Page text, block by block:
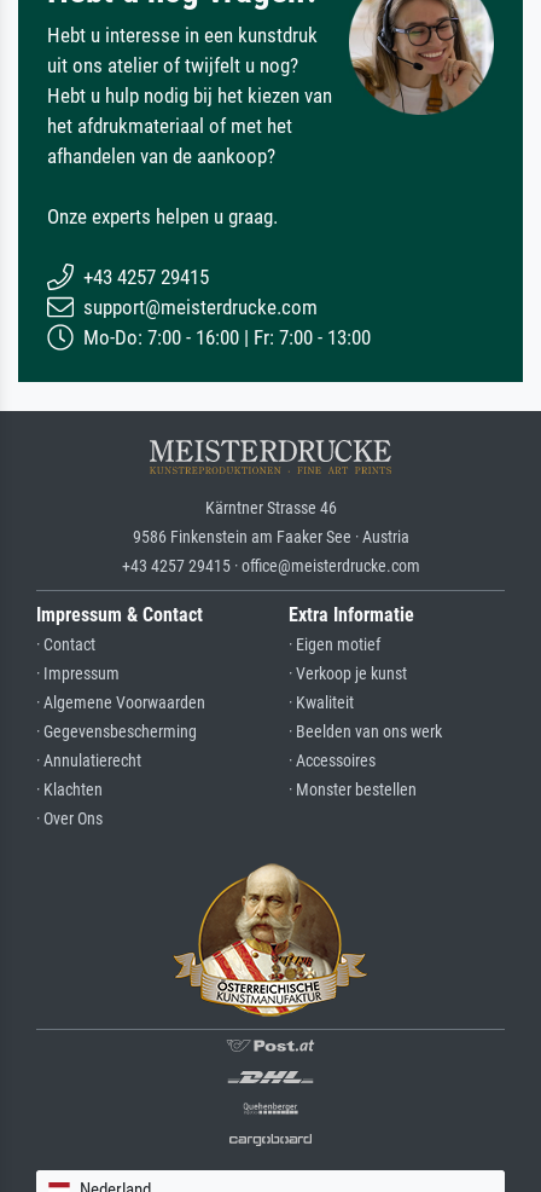
Hebt u interesse in een kunstdruk
uit ons atelier of twijfelt u nog?
Hebt u hulp nodig bij het kiezen van
het afdrukmateriaal of met het
afhandelen van de aankoop?
Onze experts helpen u graag.
+43 4257 29415
support@meisterdrucke.com
Mo-Do: 7:00 - 16:00 | Fr: 7:00 - 13:00
Kärntner Strasse 46
9586 Finkenstein am Faaker See · Austria
+43 4257 29415 · office@meisterdrucke.com
Impressum & Contact
· Contact
· Impressum
· Algemene Voorwaarden
· Gegevensbescherming
· Annulatierecht
· Klachten
· Over Ons
Extra Informatie
· Eigen motief
· Verkoop je kunst
· Kwaliteit
· Beelden van ons werk
· Accessoires
· Monster bestellen